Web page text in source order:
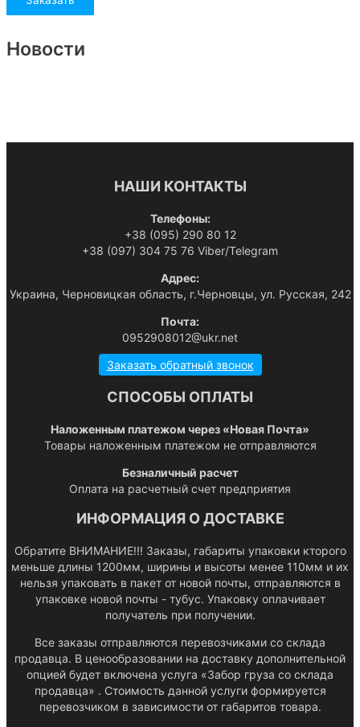
Новости
НАШИ КОНТАКТЫ
Телефоны:
+38 (095) 290 80 12
+38 (097) 304 75 76 Viber/Telegram
Адрес:
Украина, Черновицкая область, г.Черновцы, ул. Русская, 242
Почта:
0952908012@ukr.net
Заказать обратный звонок
СПОСОБЫ ОПЛАТЫ
Наложенным платежом через «Новая Почта»
Товары наложенным платежом не отправляются
Безналичный расчет
Оплата на расчетный счет предприятия
ИНФОРМАЦИЯ О ДОСТАВКЕ
Обратите ВНИМАНИЕ!!! Заказы, габариты упаковки кторого
меньше длины 1200мм, ширины и высоты менее 110мм и их
нельзя упаковать в пакет от новой почты, отправляются в
упаковке новой почты - тубус. Упаковку оплачивает
получатель при получении.
Все заказы отправляются перевозчиками со склада
продавца. В ценообразовании на доставку дополнительной
опцией будет включена услуга «Забор груза со склада
продавца» . Стоимость данной услуги формируется
перевозчиком в зависимости от габаритов товара.